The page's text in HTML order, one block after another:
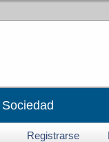
Registrarse